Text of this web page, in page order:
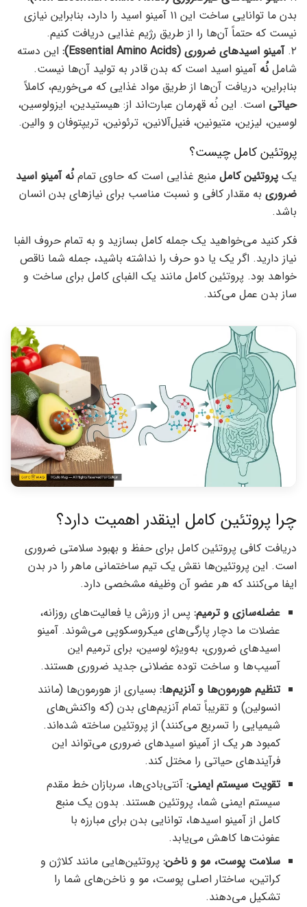
بدن ما توانایی ساخت این ۱۱ آمینو اسید را دارد، بنابراین نیازی
نیست که حتماً آن‌ها را از طریق رژیم غذایی دریافت کنیم.
۲. آمینو اسیدهای ضروری (Essential Amino Acids):
این دسته
شامل نُه آمینو اسید است که بدن قادر به تولید آن‌ها نیست.
بنابراین، دریافت آن‌ها از طریق مواد غذایی که می‌خوریم، کاملاً
حیاتی است. این نُه قهرمان عبارت‌اند از: هیستیدین، ایزولوسین،
لوسین، لیزین، متیونین، فنیل‌آلانین، ترئونین، تریپتوفان و والین.
پروتئین کامل چیست؟
یک پروتئین کامل منبع غذایی است که حاوی تمام نُه آمینو اسید
ضروری به مقدار کافی و نسبت مناسب برای نیازهای بدن انسان
باشد.
فکر کنید می‌خواهید یک جمله کامل بسازید و به تمام حروف الفبا
نیاز دارید. اگر یک یا دو حرف را نداشته باشید، جمله شما ناقص
خواهد بود. پروتئین کامل مانند یک الفبای کامل برای ساخت و
ساز بدن عمل می‌کند.
چرا پروتئین کامل اینقدر اهمیت دارد؟
دریافت کافی پروتئین کامل برای حفظ و بهبود سلامتی ضروری
است. این پروتئین‌ها نقش یک تیم ساختمانی ماهر را در بدن
ایفا می‌کنند که هر عضو آن وظیفه مشخصی دارد.
عضله‌سازی و ترمیم: پس از ورزش یا فعالیت‌های روزانه،
عضلات ما دچار پارگی‌های میکروسکوپی می‌شوند. آمینو
اسیدهای ضروری، به‌ویژه لوسین، برای ترمیم این
آسیب‌ها و ساخت توده عضلانی جدید ضروری هستند.
تنظیم هورمون‌ها و آنزیم‌ها: بسیاری از هورمون‌ها (مانند
انسولین) و تقریباً تمام آنزیم‌های بدن (که واکنش‌های
شیمیایی را تسریع می‌کنند) از پروتئین ساخته شده‌اند.
کمبود هر یک از آمینو اسیدهای ضروری می‌تواند این
فرآیندهای حیاتی را مختل کند.
تقویت سیستم ایمنی: آنتی‌بادی‌ها، سربازان خط مقدم
سیستم ایمنی شما، پروتئین هستند. بدون یک منبع
کامل از آمینو اسیدها، توانایی بدن برای مبارزه با
عفونت‌ها کاهش می‌یابد.
سلامت پوست، مو و ناخن: پروتئین‌هایی مانند کلاژن و
کراتین، ساختار اصلی پوست، مو و ناخن‌های شما را
تشکیل می‌دهند.